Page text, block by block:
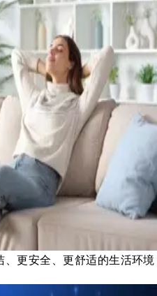
更安全、更舒适的生活环境